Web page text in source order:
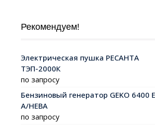
Рекомендуем!
Электрическая пушка РЕСАНТА
ТЭП-2000К
по запросу
Бензиновый генератор GEKO 6400
A/HEBA
по запросу